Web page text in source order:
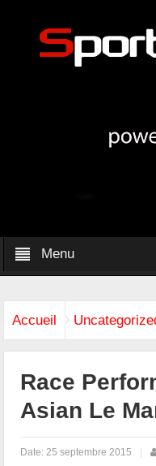
Menu
Accueil
Race
Asian Le
Date: 25 septembre 2015 |